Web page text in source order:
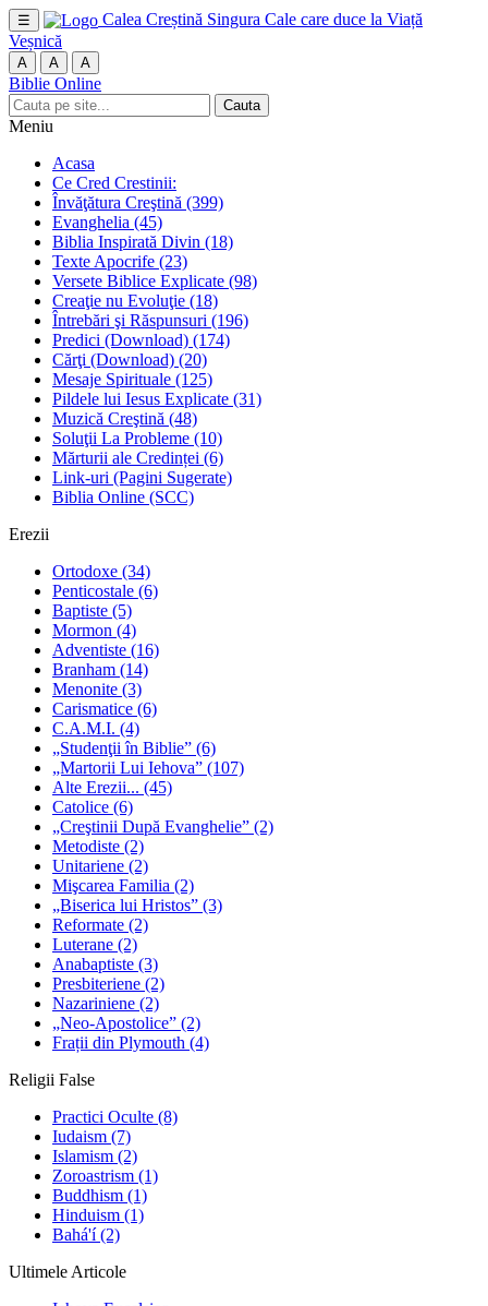
☰ Calea Creștină Singura Cale care duce la Viață
Veșnică
A A A
Biblie Online
Cauta
Meniu
Acasa
Ce Cred Crestinii:
Învăţătura Creştină (399)
Evanghelia (45)
Biblia Inspirată Divin (18)
Texte Apocrife (23)
Versete Biblice Explicate (98)
Creaţie nu Evoluţie (18)
Întrebări şi Răspunsuri (196)
Predici (Download) (174)
Cărţi (Download) (20)
Mesaje Spirituale (125)
Pildele lui Iesus Explicate (31)
Muzică Creştină (48)
Soluţii La Probleme (10)
Mărturii ale Credinței (6)
Link-uri (Pagini Sugerate)
Biblia Online (SCC)
Erezii
Ortodoxe (34)
Penticostale (6)
Baptiste (5)
Mormon (4)
Adventiste (16)
Branham (14)
Menonite (3)
Carismatice (6)
C.A.M.I. (4)
„Studenţii în Biblie” (6)
„Martorii Lui Iehova” (107)
Alte Erezii... (45)
Catolice (6)
„Creştinii După Evanghelie” (2)
Metodiste (2)
Unitariene (2)
Mişcarea Familia (2)
„Biserica lui Hristos” (3)
Reformate (2)
Luterane (2)
Anabaptiste (3)
Presbiteriene (2)
Nazariniene (2)
„Neo-Apostolice” (2)
Frații din Plymouth (4)
Religii False
Practici Oculte (8)
Iudaism (7)
Islamism (2)
Zoroastrism (1)
Buddhism (1)
Hinduism (1)
Bahá'í(2)
Ultimele Articole